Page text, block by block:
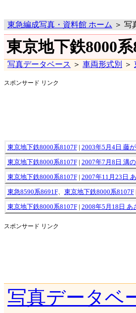
東急編成写真・資料館 ホーム ＞ 写
東京地下鉄8000
写真データベース ＞ 車両形式別 ＞
スポンサード リンク
東京地下鉄8000系8107F| 2003年5月4日 藤
東京地下鉄8000系8107F| 2007年7月8日 溝
東京地下鉄8000系8107F| 2007年11月23日
東急8590系8691F、 東京地下鉄8000系8107F|
東京地下鉄8000系8107F| 2008年5月18日 あ
スポンサード リンク
写真データベ